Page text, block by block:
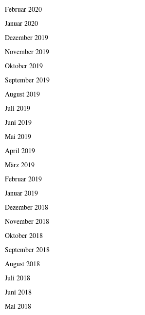
Februar 2020
Januar 2020
Dezember 2019
November 2019
Oktober 2019
September 2019
August 2019
Juli 2019
Juni 2019
Mai 2019
April 2019
März 2019
Februar 2019
Januar 2019
Dezember 2018
November 2018
Oktober 2018
September 2018
August 2018
Juli 2018
Juni 2018
Mai 2018